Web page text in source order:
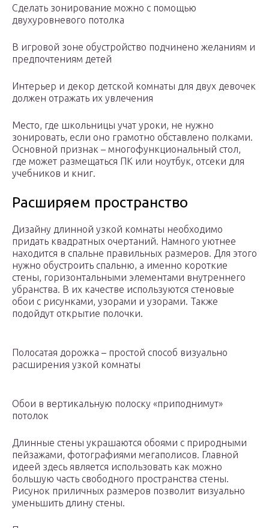
Сделать зонирование можно с помощью
двухуровневого потолка
В игровой зоне обустройство подчинено желаниям и
предпочтениям детей
Интерьер и декор детской комнаты для двух девочек
должен отражать их увлечения
Место, где школьницы учат уроки, не нужно
зонировать, если оно грамотно обставлено полками.
Основной признак – многофункциональный стол,
где может размещаться ПК или ноутбук, отсеки для
учебников и книг.
Расширяем пространство
Дизайну длинной узкой комнаты необходимо
придать квадратных очертаний. Намного уютнее
находится в спальне правильных размеров. Для этого
нужно обустроить спальню, а именно короткие
стены, горизонтальными элементами внутреннего
убранства. В их качестве используются стеновые
обои с рисунками, узорами и узорами. Также
подойдут открытие полочки.
Полосатая дорожка – простой способ визуально
расширения узкой комнаты
Обои в вертикальную полоску «приподнимут»
потолок
Длинные стены украшаются обоями с природными
пейзажами, фотографиями мегаполисов. Главной
идеей здесь является использовать как можно
большую часть свободного пространства стены.
Рисунок приличных размеров позволит визуально
уменьшить длину стены.